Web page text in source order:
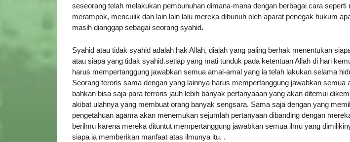
seseorang telah melakukan pembunuhan dimana-mana dengan berbagai cara seperti
merampok, menculik dan lain lain lalu mereka dibunuh oleh aparat penegak hukum
masih dianggap sebagai seorang syahid.
Syahid atau tidak syahid adalah hak Allah, dialah yang paling berhak menentukan
atau siapa yang tidak syahid.setiap yang mati tunduk pada ketentuan Allah di hari
harus mempertanggung jawabkan semua amal-amal yang ia telah lakukan selama
Seorang teroris sama dengan yang lainnya harus mempertanggung jawabkan semua
bahkan bisa saja para terroris jauh lebih banyak pertanyaaan yang akan ditemui
akibat ulahnya yang membuat orang banyak sengsara. Sama saja dengan yang
pengetahuan agama akan menemukan sejumlah pertanyaan dibanding dengan
berilmu karena mereka dituntut mempertanggung jawabkan semua ilmu yang
siapa ia memberikan manfaat atas ilmunya itu. .